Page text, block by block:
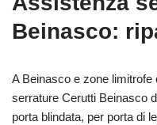
Beinasco:
A Beinasco e zone
serrature Cerutti Beinasco
porta blindata, per porta di